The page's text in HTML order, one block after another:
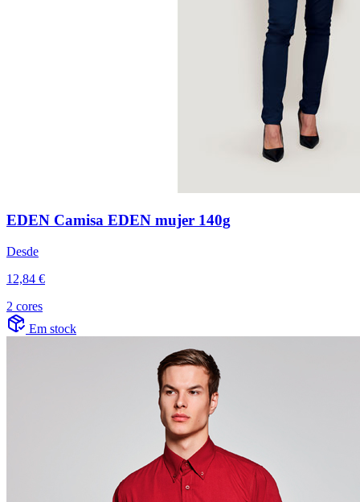
EDEN Camisa EDEN mujer 140g
Desde
12,84 €
2 cores
Em stock